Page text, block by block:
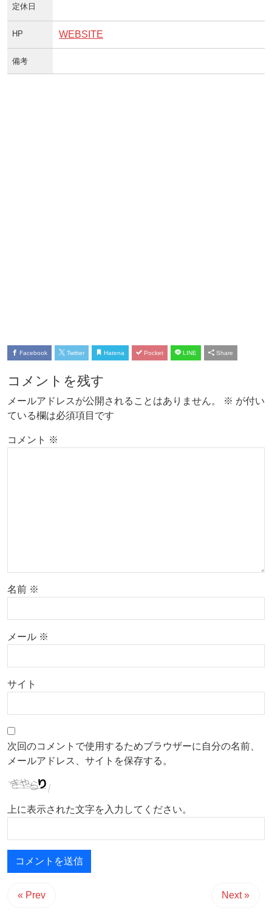
定休日
HP WEBSITE
備考
Facebook Twitter Hatena Pocket LINE Share
コメントを残す
メールアドレスが公開されることはありません。 ※ が付い
ている欄は必須項目です
コメント ※
名前 ※
メール ※
サイト
次回のコメントで使用するためブラウザーに自分の名前、
メールアドレス、サイトを保存する。
上に表示された文字を入力してください。
« Prev Next »